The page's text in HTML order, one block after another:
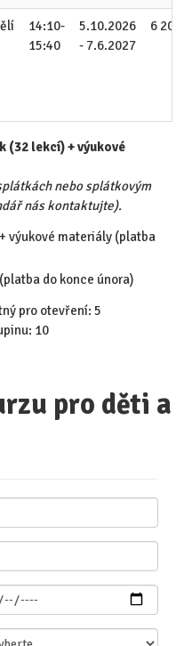
14:10-
15:40
5.10.2026
- 7.6.2027
6 200
(32 lekcí) + výukové
nebo splátkovým
nás kontaktujte).
výukové materiály (platba
do konce února)
pro otevření: 5
10
pro děti a